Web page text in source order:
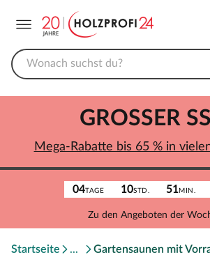
04TAGE 10STD. 51MIN.
Zu den Angeboten der
GROSSER
Mega-Rabatte bis 65 % in
Startseite Gartensaunen mit